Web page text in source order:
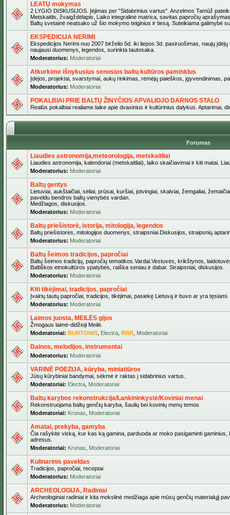
LEATŲ mokymas
2 LYGIO DISKUSIJOS. Įėjimas per "Sidabrinius vartus". Anzelmos Tamūž
Metskaitlis, žvaigždėlapis, Laiko integralinė matrica, savitas papročių
Baltų svetainė neatsako už šio mokymo teiginius ir tiesą. Suteikiama galimybė
EKSPEDICIJA NERIMI
Ekspedicijos Nerimi nuo 2007 birželio 5d. iki liepos 3d. pasiruošimas, naujų
naujausi duomenys, legendos, surinkta tautosaka.
Moderatorius: Moderatoriai
Atkurkime išnykusius senosios baltų kultūros paminklus
Įdėjos, projektai, svarstymai, aukų rinkimas, rėmėjų paieškos, įgyvendinimas,
Moderatorius: Moderatoriai
POKALBIAI PRIE BALTŲ ŽINYČIOS APVALIOJO DARNOS STALO
Realūs pokalbiai realiame laike apie dvasinius ir kultūrinius dalykus. Aptarimai,
Forumas
Liaudies astronomija,meteorologija, metskaitliai
Liaudies astronomija, kalendoriai (metskaitliai), laiko skaičiavimai ir kiti matai.
Moderatorius: Moderatoriai
Baltų gentys
Lietuviai, aukštaičiai, sėliai, prūsai, kuršiai, jotvingiai, skalviai, žemgaliai,
paveldu bendros baltų vienybės vardan.
Medžiagos, diskusijos.
Moderatorius: Moderatoriai
Baltų priešistorė, istorija, mitologija, legendos
Baltų priešistorės, mitologijos duomenys, straipsniai.Diskusijos, straipsnių
Moderatorius: Moderatoriai
Baltų šeimos tradicijos, papročiai
Baltų šeimos tradicijų, papročių tematikos.Vardai.Vestuvės, krikštynos,
Baltiškos etnokultūros ypatybės, raiška seniau ir dabar. Straipsniai, diskusijos.
Moderatorius: Moderatoriai
Kiti tikėjimai, tradicijos, papročiai
Įvairių tautų papročiai, tradicijos, tikėjimai, pasiekę Lietuvą ir buvo ar yra tęsiami.
Moderatorius: Moderatoriai
Laimos juosta, MEILĖS gijos
Žmogaus laimė-didžioji Meilė.
Moderatoriai: BURTONIS Electra RRR Moderatoriai
Dainos, melodijos, instrumentai
Moderatorius: Moderatoriai
VARINĖ POEZIJA, kūryba, miniatiūros
Jūsų kūrybiniai bandymai, sėkmė ir raktas į sidabrinius vartus.
Moderatoriai: Electra Moderatoriai
Baltų karybos rekonstrukcija/Lankininkystė/Koviniai menai
Rekonstruojama baltų genčių karyba, šaulių bei kovinių menų temos
Moderatoriai: Kronas Moderatoriai
Amatai, prekyba, gamyba
Čia rašykite viską, kur kas ką gamina, parduoda ar moko pasigaminti
adresus.
Moderatoriai: Kronas Moderatoriai
Kulinarinis paveldas
Tradicijos, papročiai, receptai
Moderatorius: Moderatoriai
ARCHEOLOGIJA, Radiniai
Archeologiniai radiniai ir kita mokslinė medžiaga apie mūsų genčių materialųjį
Moderatorius: Moderatoriai